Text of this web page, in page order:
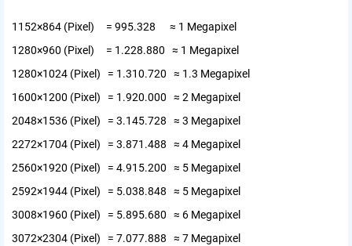
1152×864 (Pixel) = 995.328 ≈ 1 Megapixel
1280×960 (Pixel) = 1.228.880 ≈ 1 Megapixel
1280×1024 (Pixel) = 1.310.720 ≈ 1.3 Megapixel
1600×1200 (Pixel) = 1.920.000 ≈ 2 Megapixel
2048×1536 (Pixel) = 3.145.728 ≈ 3 Megapixel
2272×1704 (Pixel) = 3.871.488 ≈ 4 Megapixel
2560×1920 (Pixel) = 4.915.200 ≈ 5 Megapixel
2592×1944 (Pixel) = 5.038.848 ≈ 5 Megapixel
3008×1960 (Pixel) = 5.895.680 ≈ 6 Megapixel
3072×2304 (Pixel) = 7.077.888 ≈ 7 Megapixel